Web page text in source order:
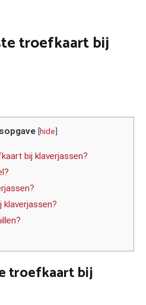
troefkaart bij
[hide]
bij klaverjassen?
troefkaart bij